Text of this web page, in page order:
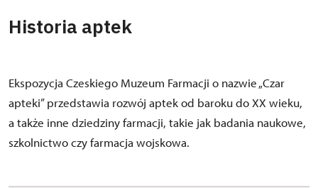
Historia aptek
Ekspozycja Czeskiego Muzeum Farmacji o nazwie „Czar
apteki” przedstawia rozwój aptek od baroku do XX wieku,
a także inne dziedziny farmacji, takie jak badania naukowe,
szkolnictwo czy farmacja wojskowa.